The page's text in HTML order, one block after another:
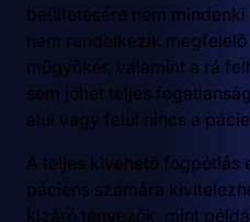
beültetésére nem
nem rendelkezik
műgyökér, valamint a rá
sem jöhet teljes
alul vagy felül nincs a
A teljes kivehető fogpótlás
páciens számára
kizáró tényezők, mint